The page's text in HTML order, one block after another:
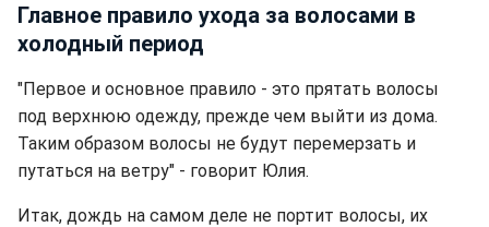
Главное правило ухода за волосами в
холодный период
"Первое и основное правило - это прятать волосы
под верхнюю одежду, прежде чем выйти из дома.
Таким образом волосы не будут перемерзать и
путаться на ветру" - говорит Юлия.
Итак, дождь на самом деле не портит волосы, их